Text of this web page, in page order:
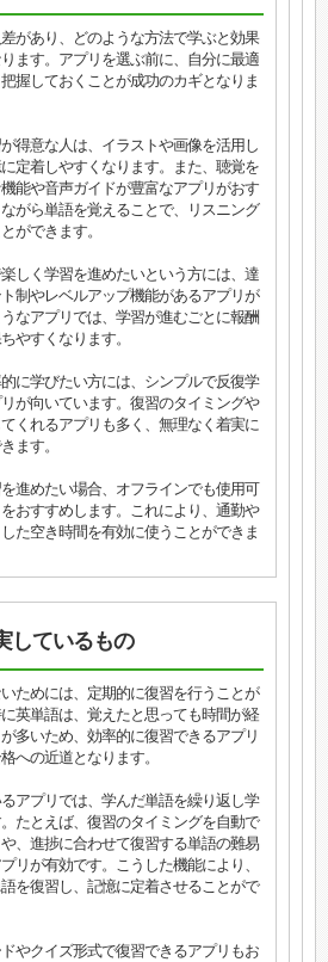
があり、どのような方法で学ぶと効果
ます。アプリを選ぶ前に、自分に最適
握しておくことが成功のカギとなりま
得意な人は、イラストや画像を活用し
定着しやすくなります。また、聴覚を
能や音声ガイドが豊富なアプリがおす
がら単語を覚えることで、リスニング
ができます。
しく学習を進めたいという方には、達
制やレベルアップ機能があるアプリが
なアプリでは、学習が進むごとに報酬
やすくなります。
に学びたい方には、シンプルで反復学
が向いています。復習のタイミングや
くれるアプリも多く、無理なく着実に
ます。
進めたい場合、オフラインでも使用可
おすすめします。これにより、通勤や
た空き時間を有効に使うことができま
しているもの
ためには、定期的に復習を行うことが
英単語は、覚えたと思っても時間が経
多いため、効率的に復習できるアプリ
への近道となります。
アプリでは、学んだ単語を繰り返し学
たとえば、復習のタイミングを自動で
、進捗に合わせて復習する単語の難易
リが有効です。こうした機能により、
を復習し、記憶に定着させることがで
やクイズ形式で復習できるアプリもお